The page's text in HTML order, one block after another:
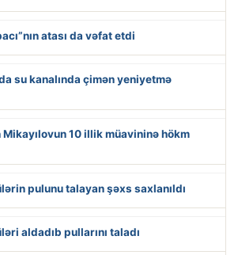
atası da vəfat etdi
su kanalında çimən yeniyetmə
Mikayılovun 10 illik müavininə hökm
pulunu talayan şəxs saxlanıldı
aldadıb pullarını taladı